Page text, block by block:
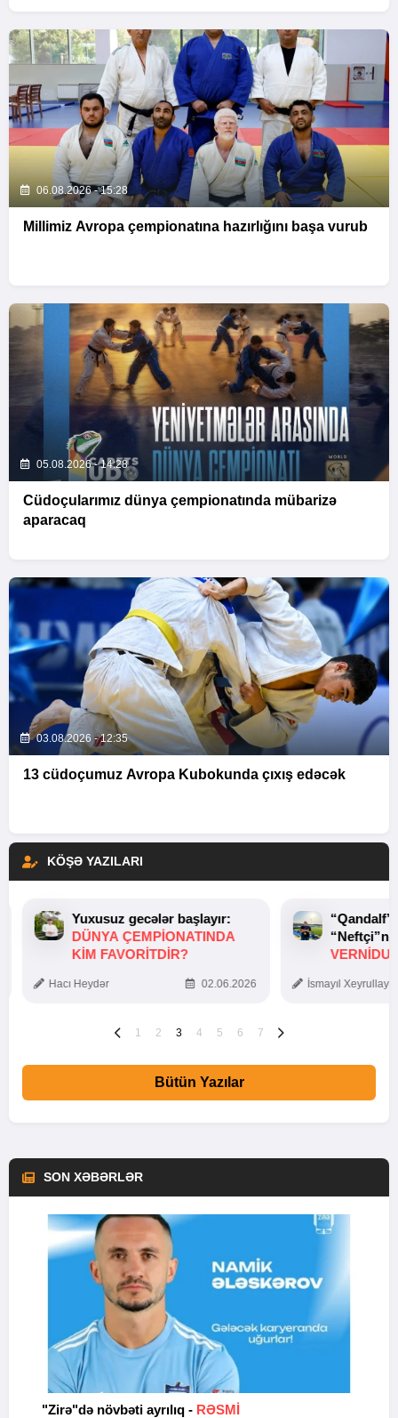
06.08.2026 - 15:28
Millimiz Avropa çempionatına hazırlığını başa vurub
05.08.2026 - 14:28
Cüdoçularımız dünya çempionatında mübarizə
aparacaq
03.08.2026 - 12:35
13 cüdoçumuz Avropa Kubokunda çıxış edəcək
KÖŞƏ YAZILARI
Yuxusuz gecələr başlayır:
DÜNYA ÇEMPIONATINDA
KIM FAVORITDIR?
Hacı Heydər 02.06.2026 İsmayıl
1 2 3 4 5 6 7
Bütün Yazılar
SON XƏBƏRLƏR
"Zirə"də növbəti ayrılıq - RƏSMİ